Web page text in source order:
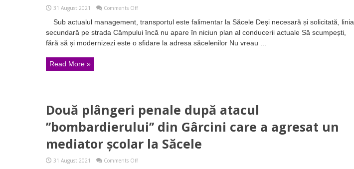
31 August 2021 Comments Offon
scumpești
prețul
călătoriei,
dar
pentru
călătorii
săceleni
Sub actualul management, transportul este falimentar la Săcele Deși necesară și solicitată, linia
secundară pe strada Câmpului încă nu apare în niciun plan al conducerii actuale Să scumpești,
fără să și modernizezi este o sfidare la adresa săcelenilor Nu vreau ...
Read More »
Două plângeri penale după atacul
’’bombardierului’’ din Gârcini care a agresat un
mediator școlar la Săcele
31 August 2021 Comments Offon